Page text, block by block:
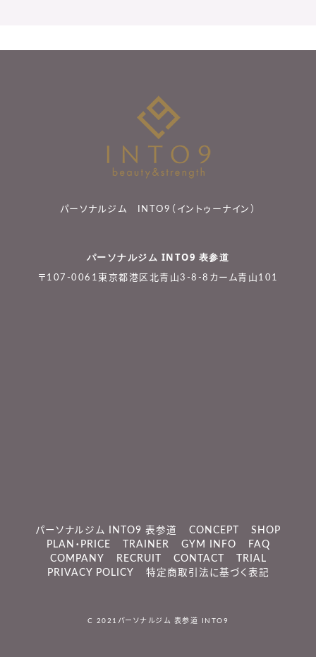
パーソナルジム INTO9（イントゥーナイン）
パーソナルジム INTO9 表参道
〒107-0061東京都港区北青山3-8-8カーム青山101
パーソナルジム INTO9 表参道 CONCEPT
SHOP
PLAN・PRICE
TRAINER GYM INFO
FAQ
COMPANY
RECRUIT CONTACT
TRIAL
PRIVACY POLICY
特定商取引法に基づく表記
C 2021 パーソナルジム 表参道 INTO9